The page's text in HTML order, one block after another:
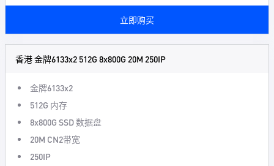
立即购买
香港 金牌6133x2 512G 8x800G 20M 250IP
金牌6133x2
512G 内存
8x800G SSD 数据盘
20M CN2带宽
250IP